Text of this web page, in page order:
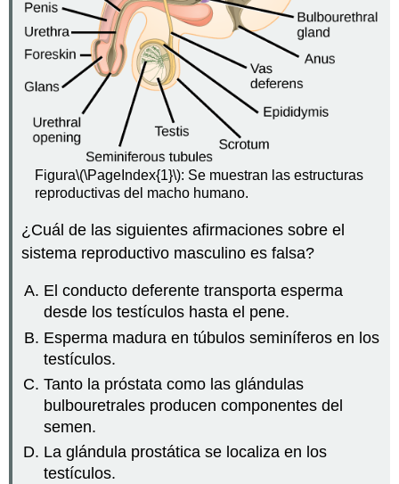
Figura\(\PageIndex{1}\): Se muestran las estructuras
reproductivas del macho humano.
¿Cuál de las siguientes afirmaciones sobre el
sistema reproductivo masculino es falsa?
El conducto deferente transporta esperma
desde los testículos hasta el pene.
Esperma madura en túbulos seminíferos en los
testículos.
Tanto la próstata como las glándulas
bulbouretrales producen componentes del
semen.
La glándula prostática se localiza en los
testículos.